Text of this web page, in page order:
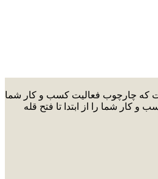
است که چارچوب فعالیت کسب و کار شما
کار شما را از ابتدا تا فتح قله